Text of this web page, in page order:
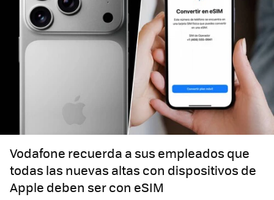
Vodafone recuerda a sus empleados que
todas las nuevas altas con dispositivos de
Apple deben ser con eSIM